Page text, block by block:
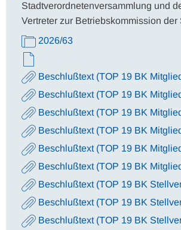
Stadtverordnetenversammlung und
Vertreter zur Betriebskommission der
2026/63
Beschlußtext (TOP 19 BK
Beschlußtext (TOP 19 BK
Beschlußtext (TOP 19 BK
Beschlußtext (TOP 19 BK
Beschlußtext (TOP 19 BK
Beschlußtext (TOP 19 BK
Beschlußtext (TOP 19 BK
Beschlußtext (TOP 19 BK
Beschlußtext (TOP 19 BK